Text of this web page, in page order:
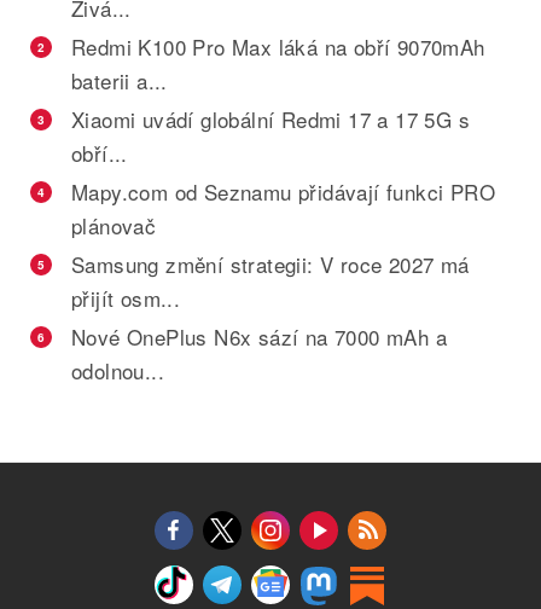
Živá...
2
Redmi K100 Pro Max láká na obří 9070mAh
baterii a...
3
Xiaomi uvádí globální Redmi 17 a 17 5G s
obří...
4
Mapy.com od Seznamu přidávají funkci PRO
plánovač
5
Samsung změní strategii: V roce 2027 má
přijít osm...
6
Nové OnePlus N6x sází na 7000 mAh a
odolnou...